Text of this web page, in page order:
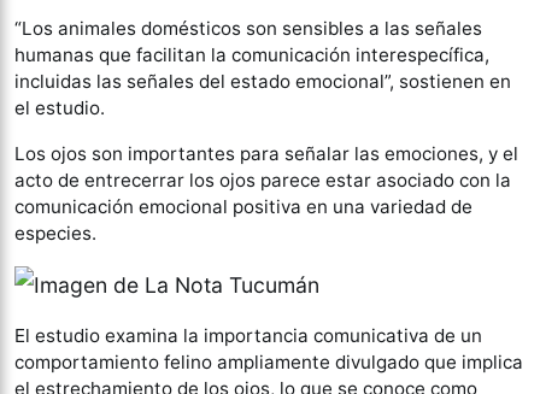
“Los animales domésticos son sensibles a las señales
humanas que facilitan la comunicación interespecífica,
incluidas las señales del estado emocional”, sostienen en
el estudio.
Los ojos son importantes para señalar las emociones, y el
acto de entrecerrar los ojos parece estar asociado con la
comunicación emocional positiva en una variedad de
especies.
El estudio examina la importancia comunicativa de un
comportamiento felino ampliamente divulgado que implica
el estrechamiento de los ojos, lo que se conoce como